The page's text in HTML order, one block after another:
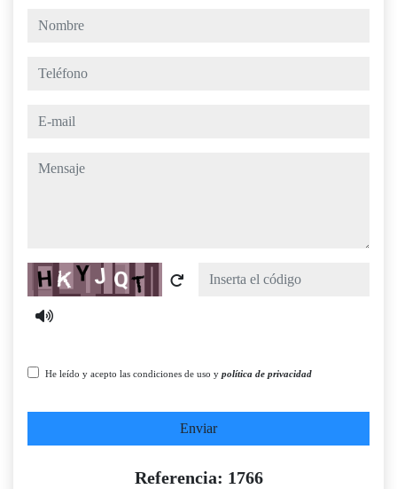
nombre
teléfono
e-mail
mensaje
Captcha
He leído y acepto las condiciones de uso y política de privacidad
Enviar
Referencia: 1766